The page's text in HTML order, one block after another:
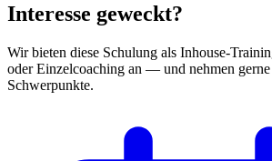
Interesse geweckt?
Wir bieten diese Schulung als Inhouse-
oder Einzelcoaching an — und nehmen
Schwerpunkte.